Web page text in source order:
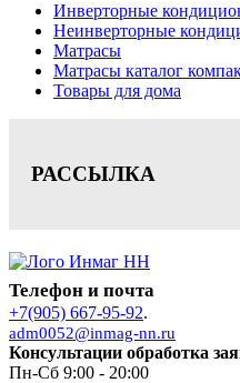
Инверторные
Неинверторные
Матрасы
Матрасы каталог
Товары для дома
РАССЫЛКА
Телефон и почта
+7(905) 667-95-92.
adm0052@inmag-nn.ru
Консультации обработка
Пн-Сб 9:00 - 20:00